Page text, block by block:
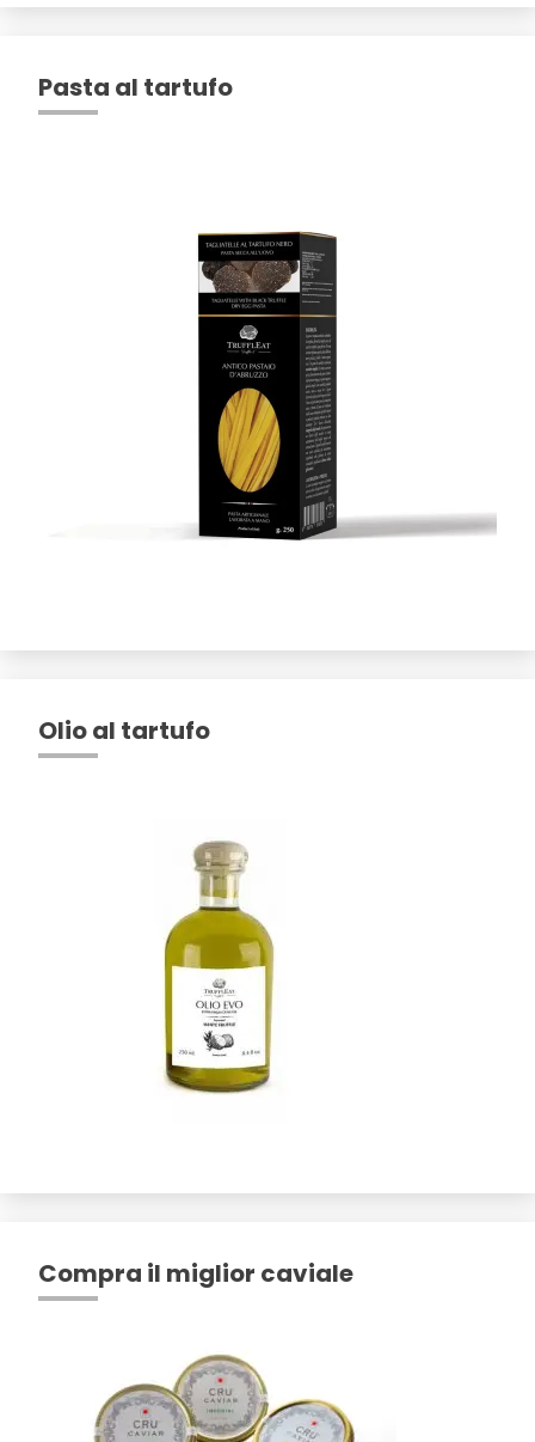
Pasta al tartufo
Olio al tartufo
Compra il miglior caviale